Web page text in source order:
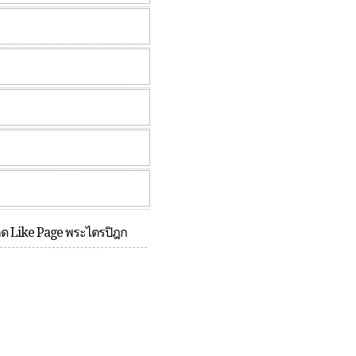
Like Page พระไตรปิฎก